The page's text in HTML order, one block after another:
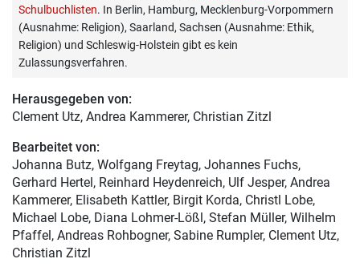
Schulbuchlisten. In Berlin, Hamburg, Mecklenburg-Vorpommern
(Ausnahme: Religion), Saarland, Sachsen (Ausnahme: Ethik,
Religion) und Schleswig-Holstein gibt es kein
Zulassungsverfahren.
Herausgegeben von:
Clement Utz, Andrea Kammerer, Christian Zitzl
Bearbeitet von:
Johanna Butz, Wolfgang Freytag, Johannes Fuchs,
Gerhard Hertel, Reinhard Heydenreich, Ulf Jesper, Andrea
Kammerer, Elisabeth Kattler, Birgit Korda, Christl Lobe,
Michael Lobe, Diana Lohmer-Lößl, Stefan Müller, Wilhelm
Pfaffel, Andreas Rohbogner, Sabine Rumpler, Clement Utz,
Christian Zitzl